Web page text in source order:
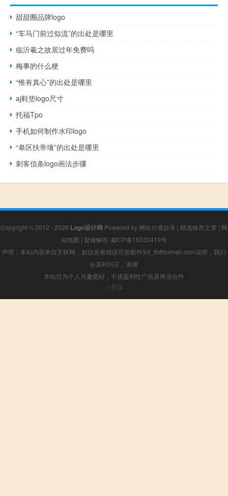
甜甜圈品牌logo
“车马门前过似流”的出处是哪里
临沂羲之故居过年免费吗
梅事的什么梗
“惟有真心”的出处是哪里
aj鞋垫logo尺寸
托福Tpo
手机如何制作水印logo
“皋区扶帝壤”的出处是哪里
刺客信条logo画法步骤
Copyright © 2012 - 2026 Logo设计网 Powered by 网站分类目录 | 精选推荐文章 | 网
站地图 | 疑难解答 湘ICP备16332410号
声明：本站内容来自互联网，如信息有错误可发邮件到f_fb#foxmail.com说明，我们
会及时纠正，谢谢
本站仅为个人兴趣爱好，不接盈利性广告及商业合作
小男孩